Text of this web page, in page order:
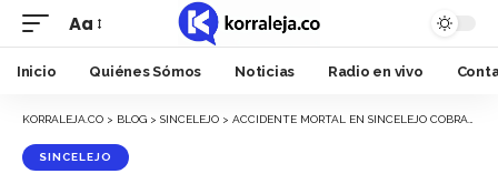
Font
Resizer
Aa
Inicio Quiénes Sómos Noticias Radio en vivo
KORRALEJA.CO > BLOG > SINCELEJO > ACCIDENTE MORTAL EN SINCELEJO COBRA VIDA DE UNA JOVEN
SINCELEJO